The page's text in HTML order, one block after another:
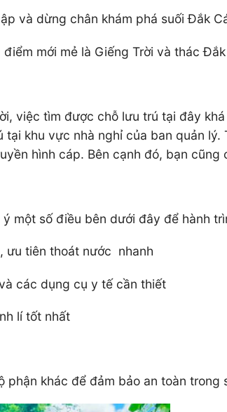
và dừng chân khám phá suối Đắk
mới mẻ là Giếng Trời và thác Đắk
việc tìm được chỗ lưu trú tại đây
khu vực nhà nghỉ của ban quản
hình cáp. Bên cạnh đó, bạn
một số điều bên dưới đây để hành
ưu tiên thoát nước nhanh
các dụng cụ y tế cần thiết
lí tốt nhất
khác để đảm bảo an toàn trong